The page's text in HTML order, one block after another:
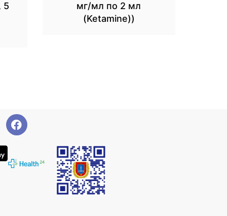
5
мг/мл по 2 мл
(Ketamine))